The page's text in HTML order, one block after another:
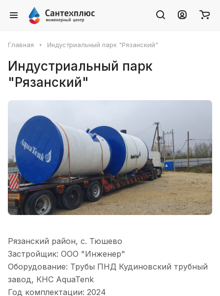
Главная Индустриальный парк "Рязанский"
Индустриальный парк
"Рязанский"
Рязанский район, с. Тюшево
Застройщик: ООО "Инженер"
Оборудование: Трубы ПНД Кудиновский трубный
завод, КНС AquaTenk
Год комплектации: 2024